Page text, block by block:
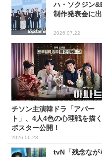
ハ・ソクジン
制作発表会に
2026.07.22
チソン主演韓ドラ「アパー
ト」、4人4色の心理戦を描く
ポスター公開！
2026.06.23
tvN「残念なが